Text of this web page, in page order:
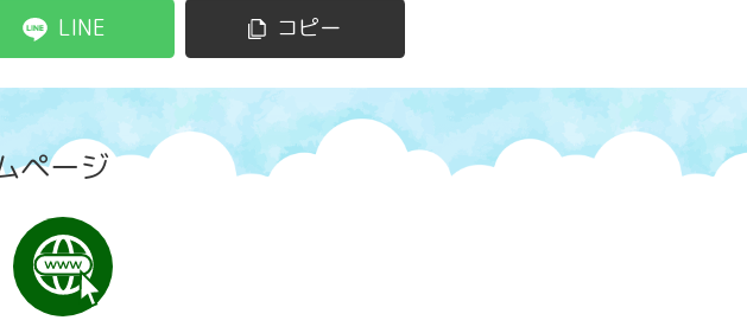
LINE コピー
ページ